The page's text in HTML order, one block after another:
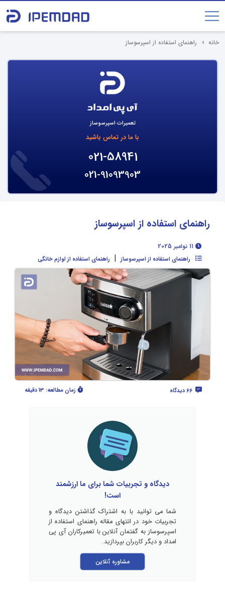
خانه راهنمای استفاده از اسپرسوساز
تعمیرات اسپرسوساز
با ما در تماس باشید
021-58941
021-91093903
راهنمای استفاده از اسپرسوساز
راهنمای استفاده از اسپرسوساز | راهنمای استفاده از لوازم خانگی
زمان مطالعه: 13 دقیقه
دیدگاه و تجربیات شما برای ما ارزشمند
است!
شما می توانید با به اشتراک گذاشتن دیدگاه و
تجربیات خود در انتهای مقاله راهنمای استفاده از
اسپرسوساز به گفتمان آنلاین با تعمیرکاران آی پی
امداد و دیگر کاربران بپردازید.
مشاوره آنلاین